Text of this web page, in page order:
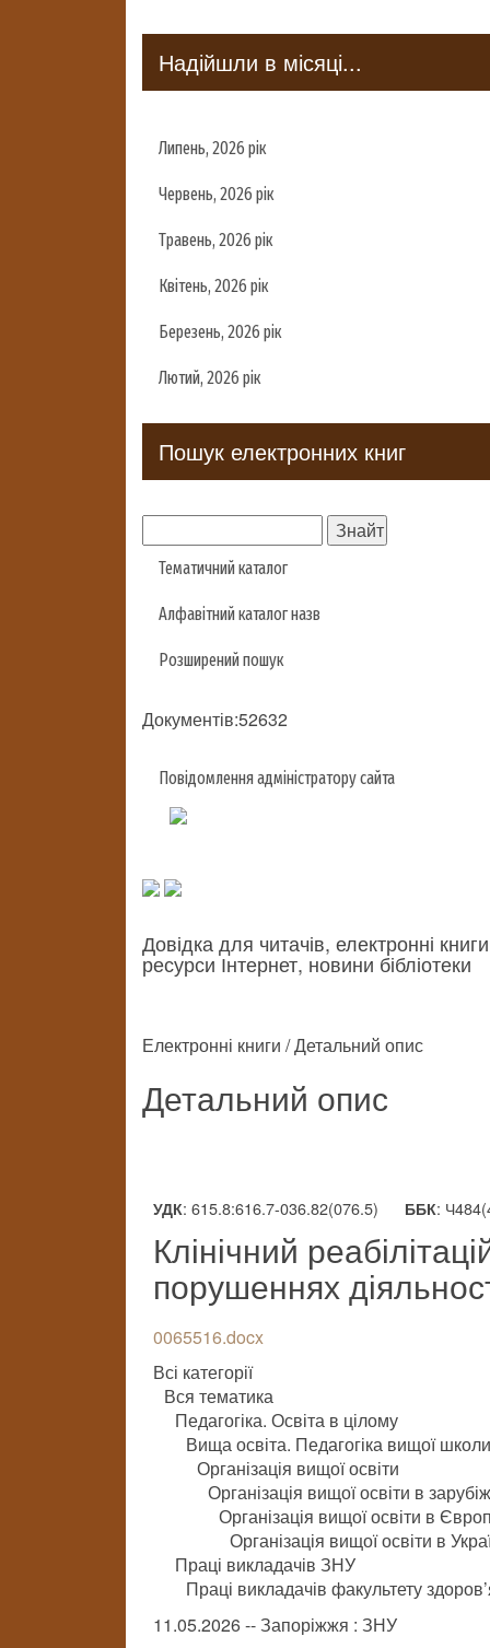
Надійшли в місяці...
Липень, 2026 рік
Червень, 2026 рік
Травень, 2026 рік
Квітень, 2026 рік
Березень, 2026 рік
Лютий, 2026 рік
Пошук електронних книг
Тематичний каталог
Алфавітний каталог назв
Розширений пошук
Документів:52632
Повідомлення адміністратору сайта
Довідка для читачів, електронні
ресурси Інтернет, новини бібліотеки
Електронні книги / Детальний опис
Детальний опис
УДК: 615.8:616.7-036.82(076.5) ББК:
Клінічний
порушеннях
0065516.docx
Всі категорії
Вся тематика
Педагогіка. Освіта в цілому
Вища освіта. Педагогіка вищої школи
Організація вищої освіти
Організація вищої освіти в
Організація вищої освіти в
Організація вищої освіти в
Праці викладачів ЗНУ
Праці викладачів факультету
11.05.2026 -- Запоріжжя : ЗНУ